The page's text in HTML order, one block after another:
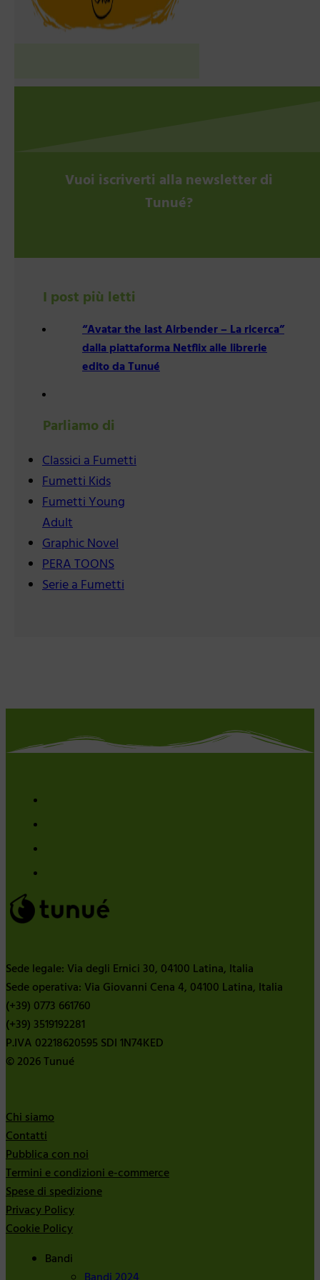
Vuoi iscriverti alla newsletter di
Tunué?
I post più letti
“Avatar the last Airbender – La ricerca”
dalla piattaforma Netflix alle librerie
edito da Tunué
Parliamo di
Classici a Fumetti
Fumetti Kids
Fumetti Young
Adult
Graphic Novel
PERA TOONS
Serie a Fumetti
Sede legale: Via degli Ernici 30, 04100 Latina, Italia
Sede operativa: Via Giovanni Cena 4, 04100 Latina, Italia
(+39) 0773 661760
(+39) 3519192281
P.IVA 02218620595 SDI 1N74KED
© 2026 Tunué
Chi siamo
Contatti
Pubblica con noi
Termini e condizioni e-commerce
Spese di spedizione
Privacy Policy
Cookie Policy
Bandi